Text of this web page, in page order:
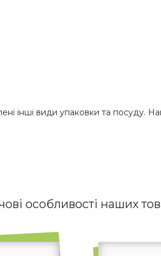
інші види упаковки та посуду.
особливості наших